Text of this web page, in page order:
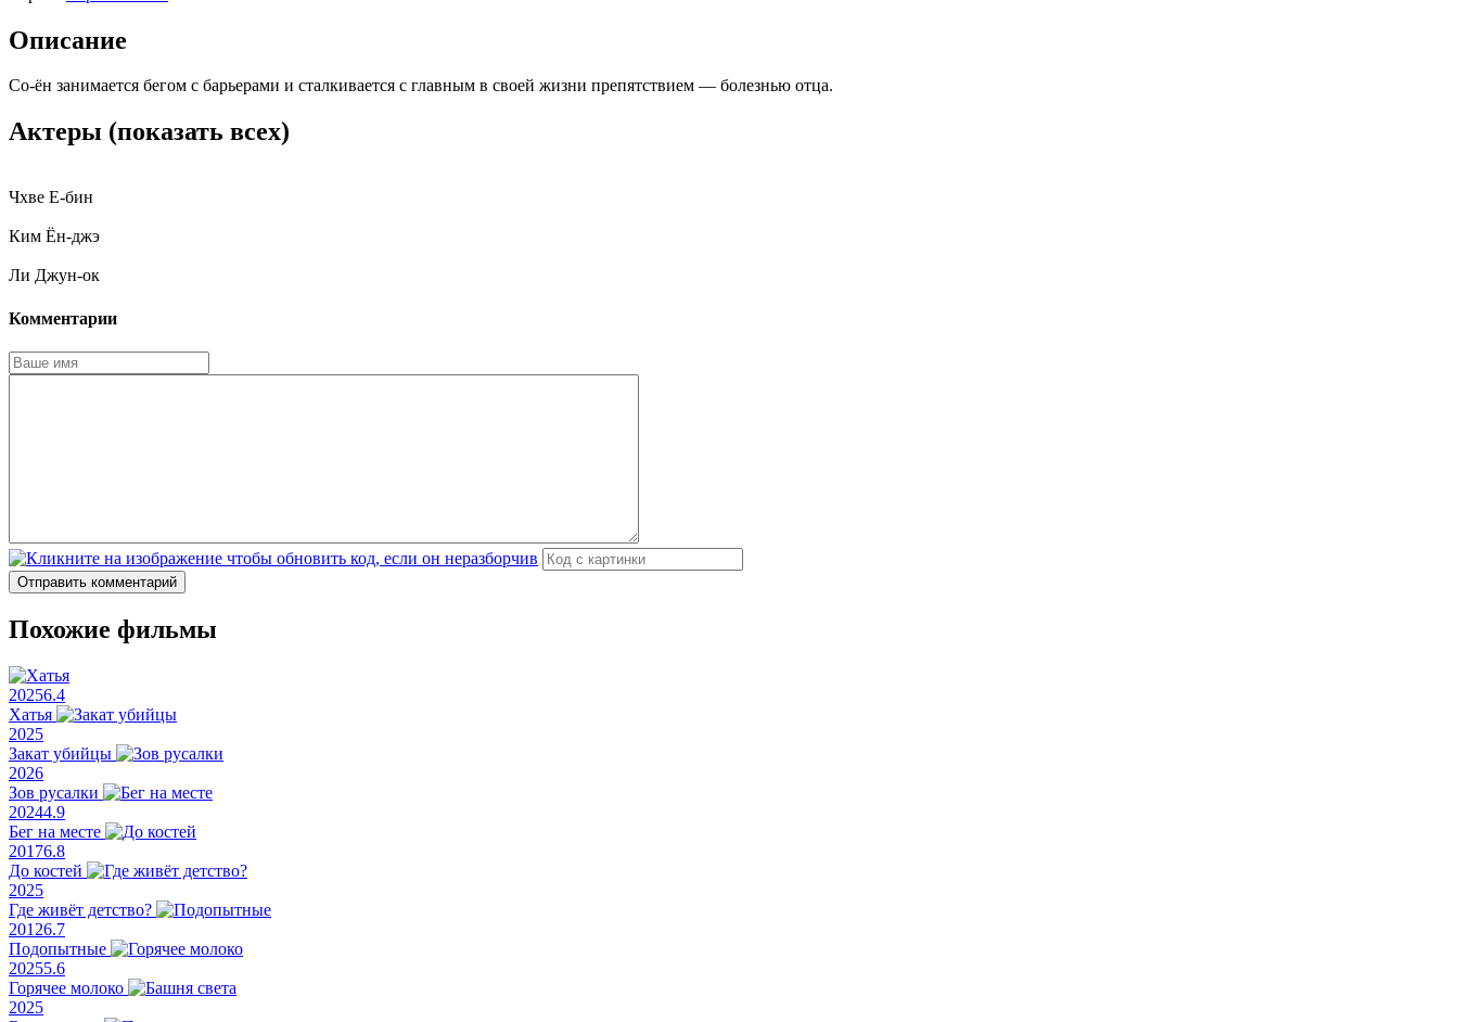
Описание
Со-ён занимается бегом с барьерами и сталкивается с главным в своей жизни препятствием — болезнью отца.
Актеры (показать всех)
Чхве Е-бин
Ким Ён-джэ
Ли Джун-ок
Комментарии
Отправить комментарий
Похожие фильмы
20256.4
Хатья
2025
Закат убийцы
2026
Зов русалки
20244.9
Бег на месте
20176.8
До костей
2025
Где живёт детство?
20126.7
Подопытные
20255.6
Горячее молоко
2025